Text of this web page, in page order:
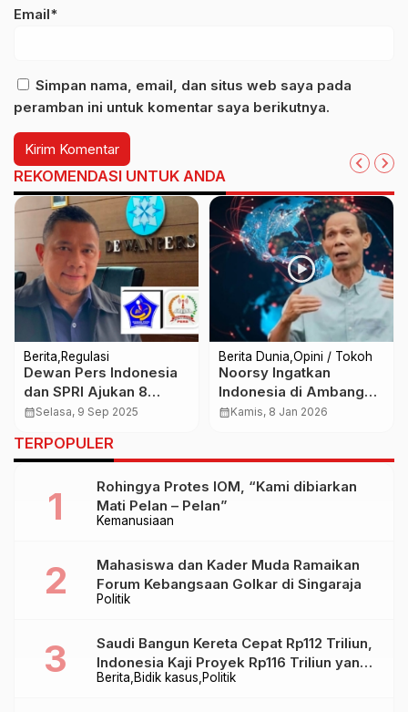
Email*
Simpan nama, email, dan situs web saya pada
peramban ini untuk komentar saya berikutnya.
REKOMENDASI UNTUK ANDA
Berita Regulasi
Dewan Pers Indonesia
dan SPRI Ajukan 8
Tuntutan kepada
calendar_monthSelasa, 9 Sep 2025
Berita Dunia Opini / Tokoh
Noorsy Ingatkan
Indonesia di Ambang
Krisis Kedaulatan Akibat
calendar_monthKamis, 8 Jan 2026
TERPOPULER
Kemanusiaan
Rohingya Protes IOM, “Kami dibiarkan
Mati Pelan – Pelan”
Politik
Mahasiswa dan Kader Muda Ramaikan
Forum Kebangsaan Golkar di Singaraja
Berita Bidik kasus Politik
Saudi Bangun Kereta Cepat Rp112 Triliun,
Indonesia Kaji Proyek Rp116 Triliun yang
Baru Sampai Bandung